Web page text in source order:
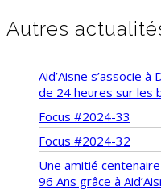
Autres
Aid’Aisne s’associe
de 24 heures sur les
Focus #2024-33
Focus #2024-32
Une amitié
96 Ans grâce à